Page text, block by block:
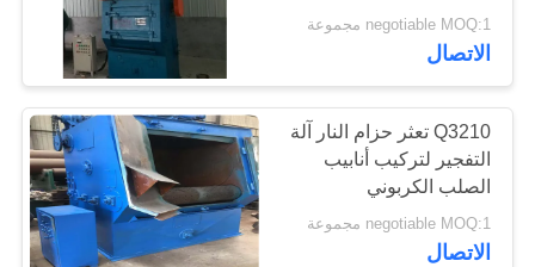
عرض
الواقع
الافتراضي
معلومات
الخدمة
negotiable MOQ:1 مجموعة
الاتصال
Q3210 تعثر حزام النار آلة
التفجير لتركيب أنابيب
الصلب الكربوني
negotiable MOQ:1 مجموعة
الاتصال